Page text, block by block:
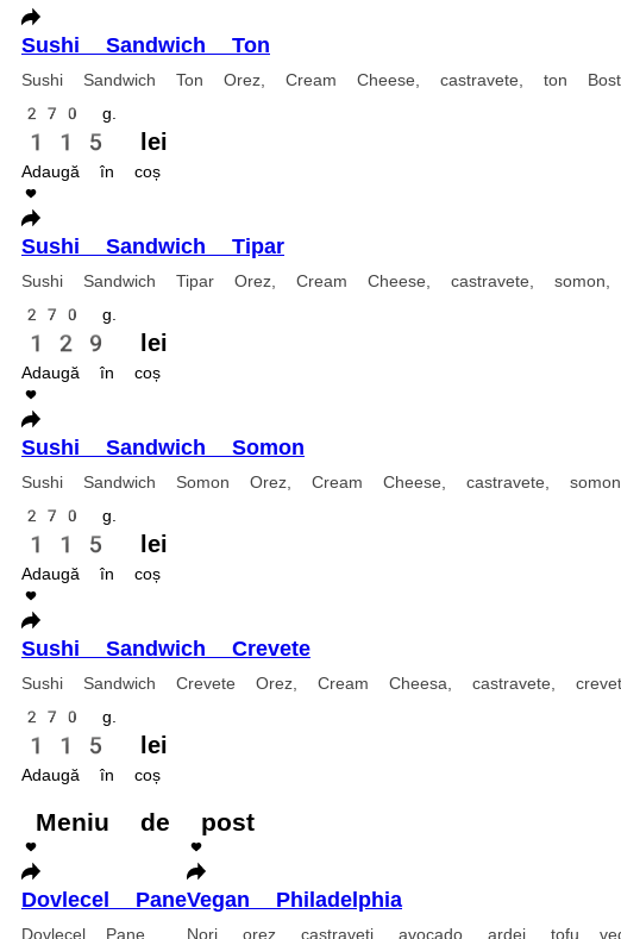
Tom Yum pui + Sendwich Ton 180 lei
Tom Yum pui + Sendwich Ton 180 lei
1 buc.
180 lei
Adaugă în coș
Tom Yum pui + Sendwich Creveti 180 lei
Tom Yum pui + Sendwich Creveti 180 lei
1 buc.
180 lei
Adaugă în coș
Wok orez cu Pork + Salata Ciuka 150 Lei
1 buc.
Adaugă în coș
Wok orez cu Pui + Salata Ciuka 150 Lei
Wok orez cu Pui + Salata Ciuka 150 Lei
150 lei
Adaugă în coș
Wok Soba cu Pork+ salata Ciuka 150 Lei
Wok Soba cu Pork+ salata Ciuka 150 Lei
1 buc.
150 lei